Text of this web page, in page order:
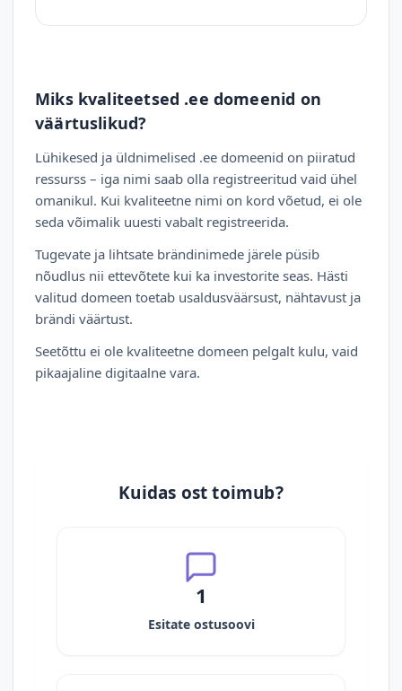
Miks kvaliteetsed .ee domeenid on
väärtuslikud?
Lühikesed ja üldnimelised .ee domeenid on piiratud
ressurss – iga nimi saab olla registreeritud vaid ühel
omanikul. Kui kvaliteetne nimi on kord võetud, ei ole
seda võimalik uuesti vabalt registreerida.
Tugevate ja lihtsate brändinimede järele püsib
nõudlus nii ettevõtete kui ka investorite seas. Hästi
valitud domeen toetab usaldusväärsust, nähtavust ja
brändi väärtust.
Seetõttu ei ole kvaliteetne domeen pelgalt kulu, vaid
pikaajaline digitaalne vara.
Kuidas ost toimub?
1
Esitate ostusoovi